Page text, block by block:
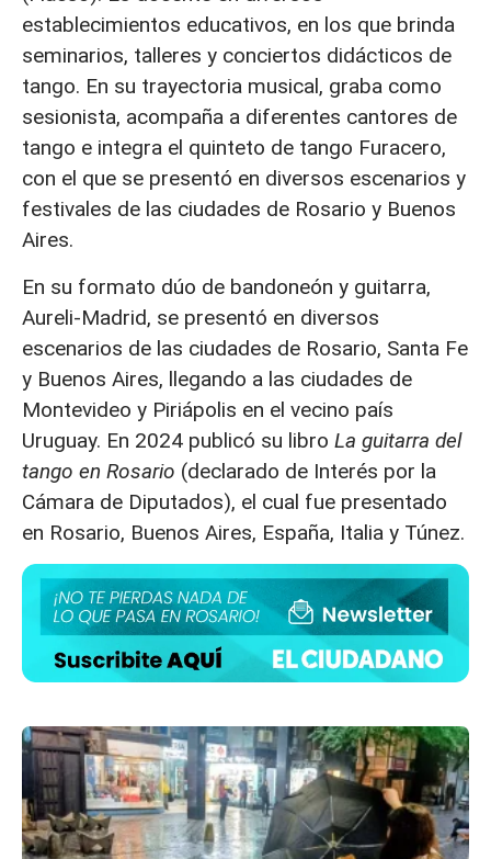
establecimientos educativos, en los que brinda
seminarios, talleres y conciertos didácticos de
tango. En su trayectoria musical, graba como
sesionista, acompaña a diferentes cantores de
tango e integra el quinteto de tango Furacero,
con el que se presentó en diversos escenarios y
festivales de las ciudades de Rosario y Buenos
Aires.
En su formato dúo de bandoneón y guitarra,
Aureli-Madrid, se presentó en diversos
escenarios de las ciudades de Rosario, Santa Fe
y Buenos Aires, llegando a las ciudades de
Montevideo y Piriápolis en el vecino país
Uruguay. En 2024 publicó su libro La guitarra del
tango en Rosario (declarado de Interés por la
Cámara de Diputados), el cual fue presentado
en Rosario, Buenos Aires, España, Italia y Túnez.